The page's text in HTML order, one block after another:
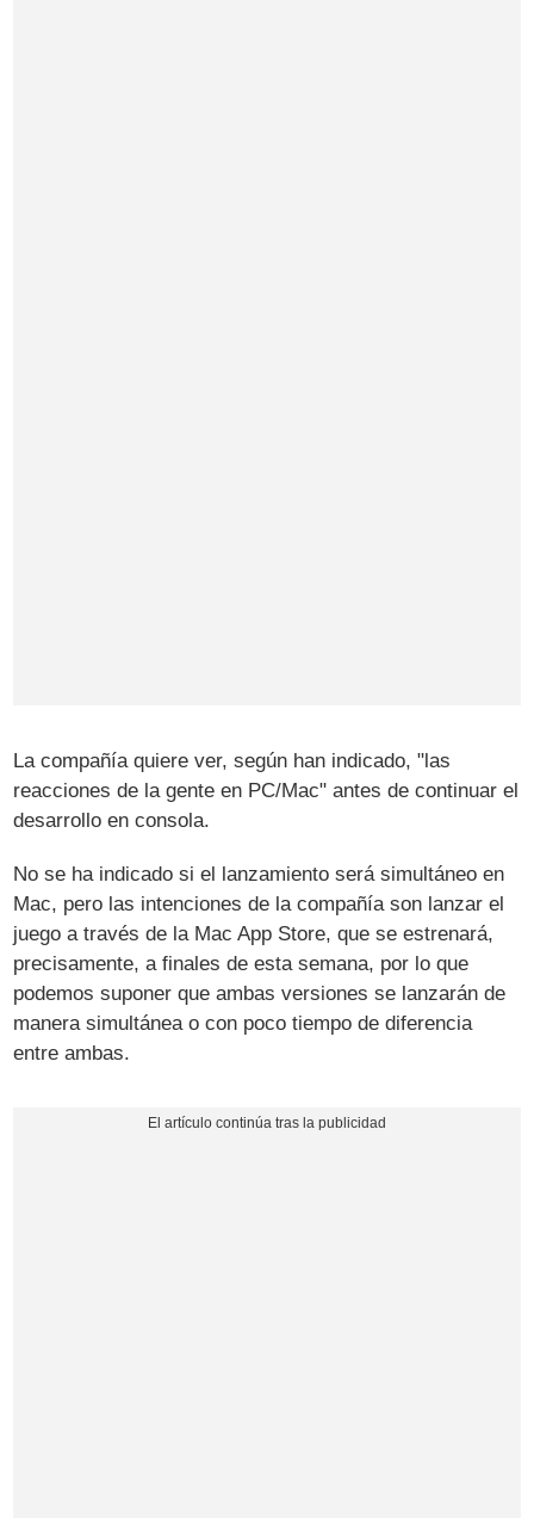
La compañía quiere ver, según han indicado, "las
reacciones de la gente en PC/Mac" antes de continuar el
desarrollo en consola.
No se ha indicado si el lanzamiento será simultáneo en
Mac, pero las intenciones de la compañía son lanzar el
juego a través de la Mac App Store, que se estrenará,
precisamente, a finales de esta semana, por lo que
podemos suponer que ambas versiones se lanzarán de
manera simultánea o con poco tiempo de diferencia
entre ambas.